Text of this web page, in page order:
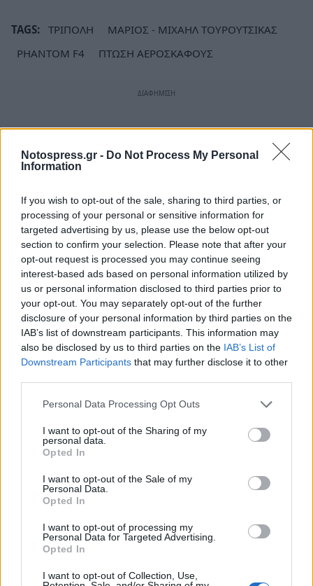
Notospress.gr - Do Not Process My Personal
Information
If you wish to opt-out of the sale, sharing to third parties, or
processing of your personal or sensitive information for
targeted advertising by us, please use the below opt-out
section to confirm your selection. Please note that after your
opt-out request is processed you may continue seeing
interest-based ads based on personal information utilized by
us or personal information disclosed to third parties prior to
your opt-out. You may separately opt-out of the further
disclosure of your personal information by third parties on the
IAB’s list of downstream participants. This information may
also be disclosed by us to third parties on the IAB’s List of
Downstream Participants that may further disclose it to other
Personal Data Processing Opt Outs
I want to opt-out of the Sharing of my
personal data.
Opted In
I want to opt-out of the Sale of my
Personal Data.
Opted In
I want to opt-out of processing my
Personal Data for Targeted Advertising.
Opted In
I want to opt-out of Collection, Use,
TAGS: ΤΡΙΠΟΛΗ
ΜΑΡΙΟΣ - ΜΙΧΑΗΛ ΤΟΥΡΟΥΤΣΙΚΑΣ
PHANTOM F4
ΠΤΩΣΗ ΑΕΡΟΣΚΑΦΟΥΣ
Σχετικά Άρθρα